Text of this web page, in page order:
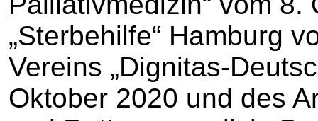
„Sterbehilfe“ Hamburg
Vereins „Dignitas-
Oktober 2020 und des